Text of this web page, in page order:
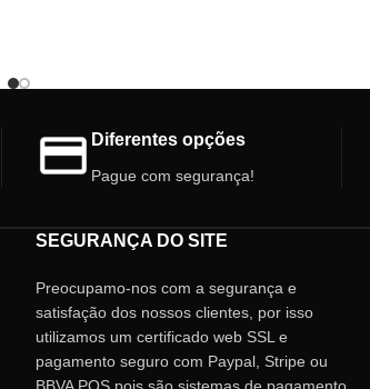
variações.
Diferentes opções
Pague com segurança!
SEGURANÇA DO SITE
Preocupamo-nos com a segurança e
satisfação dos nossos clientes, por isso
utilizamos um certificado web SSL e
pagamento seguro com Paypal, Stripe ou